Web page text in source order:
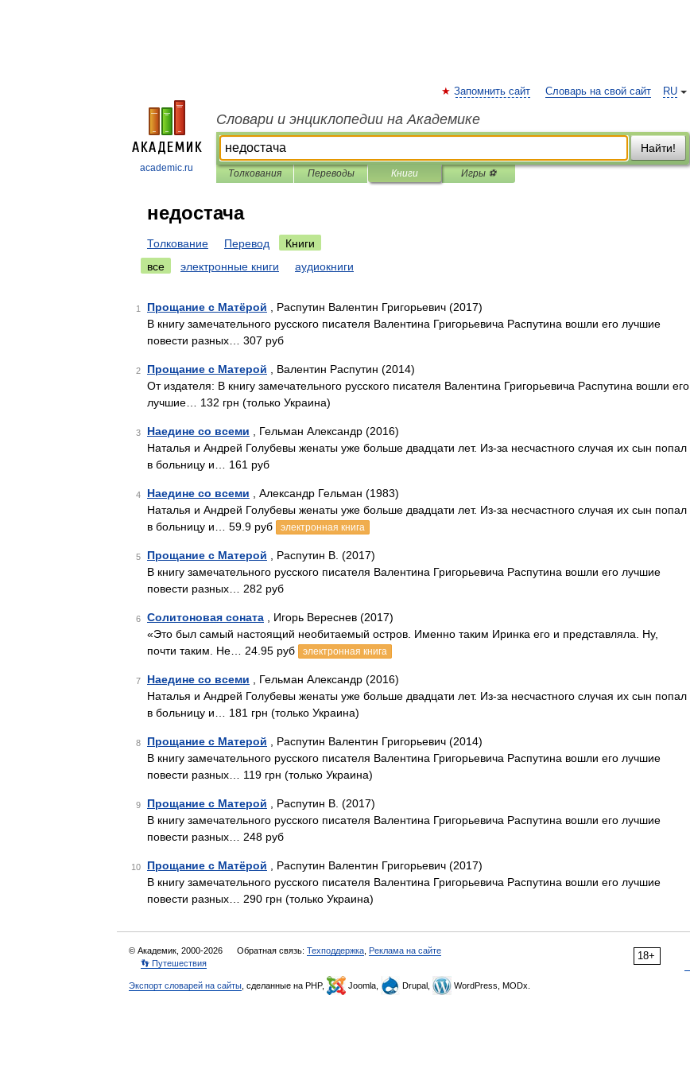
academic.ru
RU
Запомнить сайт Словарь на свой сайт
Словари и энциклопедии на Академике
Найти!
Толкования Переводы Книги Игры ⚽
недостача
Толкование Перевод
Книги
все
электронные книги аудиокниги
1 Прощание с Матёрой , Распутин Валентин Григорьевич (2017)
В книгу замечательного русского писателя Валентина Григорьевича Распутина вошли его лучшие
повести разных… 307 руб
2 Прощание с Матерой , Валентин Распутин (2014)
От издателя: В книгу замечательного русского писателя Валентина Григорьевича Распутина вошли его
лучшие… 132 грн (только Украина)
3 Наедине со всеми , Гельман Александр (2016)
Наталья и Андрей Голубевы женаты уже больше двадцати лет. Из-за несчастного случая их сын попал
в больницу и… 161 руб
4 Наедине со всеми , Александр Гельман (1983)
Наталья и Андрей Голубевы женаты уже больше двадцати лет. Из-за несчастного случая их сын попал
в больницу и… 59.9 руб
электронная книга
5 Прощание с Матерой , Распутин В. (2017)
В книгу замечательного русского писателя Валентина Григорьевича Распутина вошли его лучшие
повести разных… 282 руб
6 Солитоновая соната , Игорь Вереснев (2017)
«Это был самый настоящий необитаемый остров. Именно таким Иринка его и представляла. Ну,
почти таким. Не… 24.95 руб
электронная книга
7 Наедине со всеми , Гельман Александр (2016)
Наталья и Андрей Голубевы женаты уже больше двадцати лет. Из-за несчастного случая их сын попал
в больницу и… 181 грн (только Украина)
8 Прощание с Матерой , Распутин Валентин Григорьевич (2014)
В книгу замечательного русского писателя Валентина Григорьевича Распутина вошли его лучшие
повести разных… 119 грн (только Украина)
9 Прощание с Матерой , Распутин В. (2017)
В книгу замечательного русского писателя Валентина Григорьевича Распутина вошли его лучшие
повести разных… 248 руб
10 Прощание с Матёрой , Распутин Валентин Григорьевич (2017)
В книгу замечательного русского писателя Валентина Григорьевича Распутина вошли его лучшие
повести разных… 290 грн (только Украина)
18+
© Академик, 2000-2026 Обратная связь: Техподдержка Реклама на сайте
👣 Путешествия
Экспорт словарей на сайты , сделанные на PHP, Joomla, Drupal, WordPress, MODx.